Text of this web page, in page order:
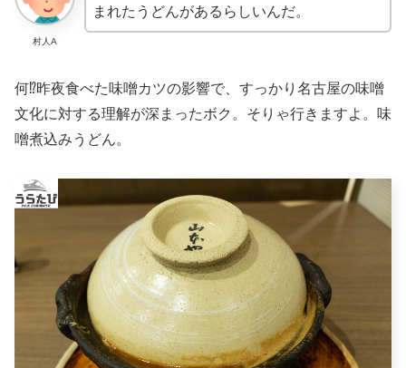
村人A
まれたうどんがあるらしいんだ。
何⁉昨夜食べた味噌カツの影響で、すっかり名古屋の味噌
文化に対する理解が深まったボク。そりゃ行きますよ。味
噌煮込みうどん。